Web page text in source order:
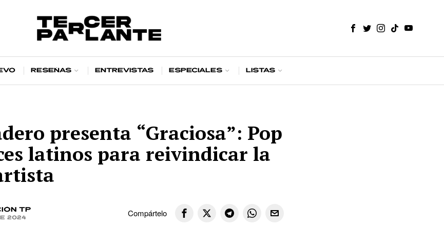
Reseñas Entrevistas Especiales Listas
presenta “Graciosa”: Pop
latinos para reivindicar la
TP
2024 Compártelo